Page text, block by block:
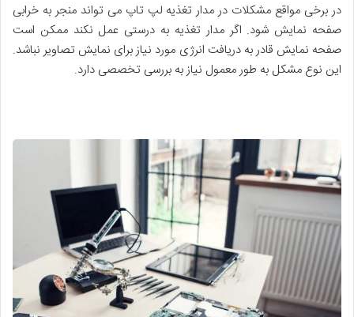
در برخی مواقع مشکلات در مدار تغذیه لپ تاپ می تواند منجر به خرابی
صفحه نمایش شود. اگر مدار تغذیه به درستی عمل نکند ممکن است
صفحه نمایش قادر به دریافت انرژی مورد نیاز برای نمایش تصاویر نباشد.
این نوع مشکل به طور معمول نیاز به بررسی تخصصی دارد.